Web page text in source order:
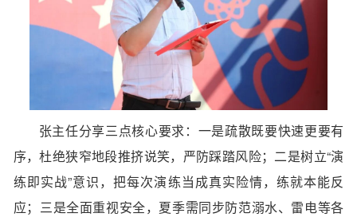
张主任分享三点核心要求：一是疏散既要快速更要有
序，杜绝狭窄地段推挤说笑，严防踩踏风险；二是树立“演
练即实战”意识，把每次演练当成真实险情，练就本能反
应；三是全面重视安全，夏季需同步防范溺水、雷电等各